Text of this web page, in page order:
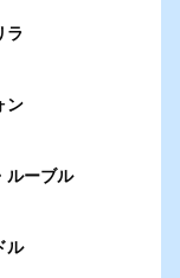
ラ
ン
ルーブル
ル